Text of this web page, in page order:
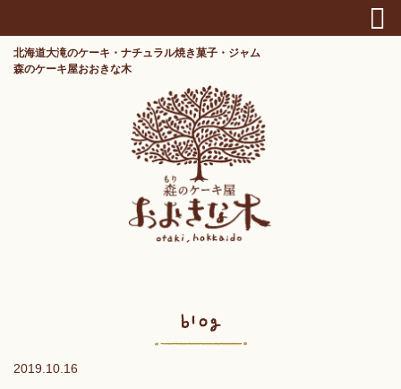
北海道大滝のケーキ・ナチュラル焼き菓子・ジャム
森のケーキ屋おおきな木
2019.10.16